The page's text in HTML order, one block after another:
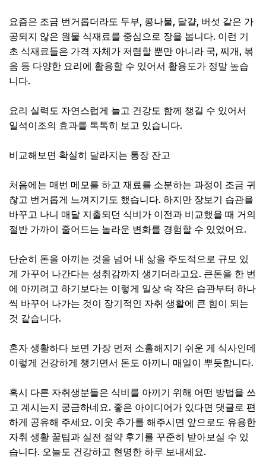
요즘은 조금 번거롭더라도 두부, 콩나물, 달걀, 버섯 같은 가
공되지 않은 원물 식재료를 중심으로 장을 봅니다. 이런 기
초 식재료들은 가격 자체가 저렴할 뿐만 아니라 국, 찌개, 볶
음 등 다양한 요리에 활용할 수 있어서 활용도가 정말 높습
니다.
요리 실력도 자연스럽게 늘고 건강도 함께 챙길 수 있어서
일석이조의 효과를 톡톡히 보고 있습니다.
비교해보면 확실히 달라지는 통장 잔고
처음에는 매번 메모를 하고 재료를 소분하는 과정이 조금 귀
찮고 번거롭게 느껴지기도 했습니다. 하지만 장보기 습관을
바꾸고 나니 매달 지출되던 식비가 이전과 비교했을 때 거의
절반 가까이 줄어드는 놀라운 변화를 경험할 수 있었어요.
단순히 돈을 아끼는 것을 넘어 내 삶을 주도적으로 규모 있
게 가꾸어 나간다는 성취감까지 생기더라고요. 큰돈을 한 번
에 아끼려고 하기보다는 이렇게 일상 속 작은 습관부터 하나
씩 바꾸어 나가는 것이 장기적인 자취 생활에 큰 힘이 되는
것 같습니다.
혼자 생활하다 보면 가장 먼저 소홀해지기 쉬운 게 식사인데
이렇게 건강하게 챙기면서 돈도 아끼니 매일이 뿌듯합니다.
혹시 다른 자취생분들은 식비를 아끼기 위해 어떤 방법을 쓰
고 계시는지 궁금하네요. 좋은 아이디어가 있다면 댓글로 편
하게 공유해 주세요. 이웃 추가를 해주시면 앞으로도 유용한
자취 생활 꿀팁과 실전 절약 후기를 꾸준히 받아보실 수 있
습니다. 오늘도 건강하고 현명한 하루 보내세요.